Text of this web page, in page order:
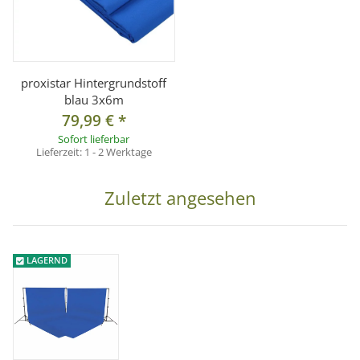
° 5/8 Spigot Anschluss zum Aufstecken an Stativen
° variabel ausziehbar 120cm-302cm
Beschreibung Hintergrundstoff
° für Foto- und Videoaufnahmen geeignet
° Stoffstärke: ca. 140g/m²
° Aufhängetunnel für Stangendurchzug ca. 6 cm Ø
° Stoff: Baumwollstoff (Muslin)
° Stoff reflektiert nicht
° robust und strapazierfähig
proxistar Hintergrundstoff
blau 3x6m
79,99 €*
Sofort lieferbar
Lieferzeit: 1 - 2 Werktage
Zuletzt angesehen
LAGERND